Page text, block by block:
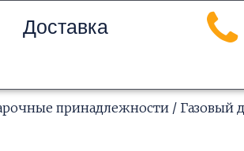
Доставка
принадлежности / Газовый